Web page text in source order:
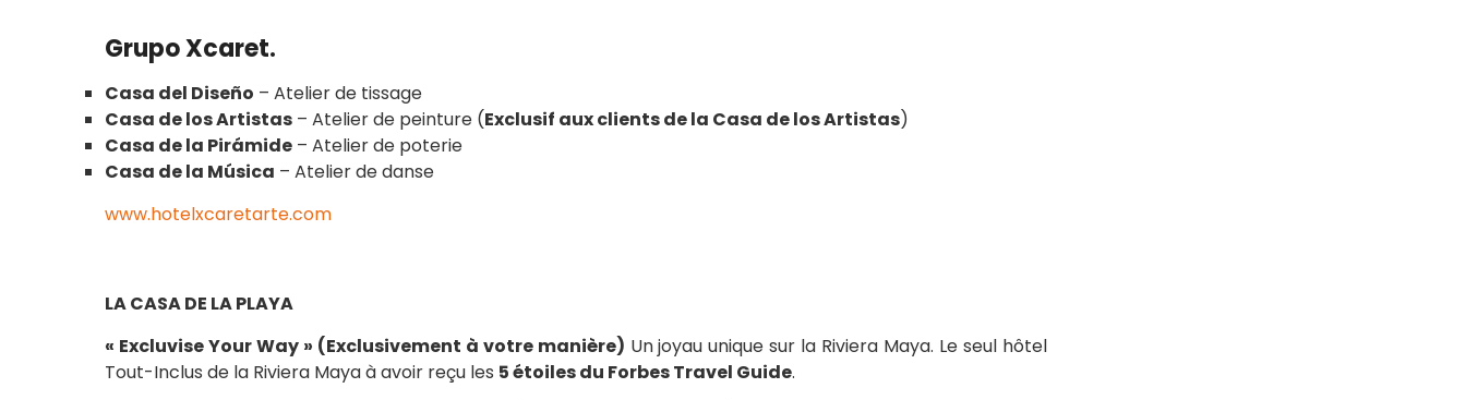
Grupo Xcaret.
Casa del Diseño – Atelier de tissage
Casa de los Artistas – Atelier de peinture (Exclusif aux clients de la Casa de los Artistas)
Casa de la Pirámide – Atelier de poterie
Casa de la Música – Atelier de danse
www.hotelxcaretarte.com
LA CASA DE LA PLAYA
« Excluvise Your Way » (Exclusivement à votre manière) Un joyau unique sur la Riviera Maya. Le seul hôtel
Tout-Inclus de la Riviera Maya à avoir reçu les 5 étoiles du Forbes Travel Guide.